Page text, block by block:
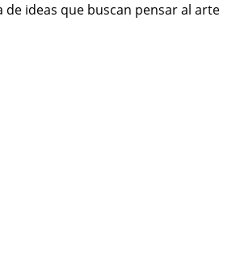
ideas que buscan pensar al arte